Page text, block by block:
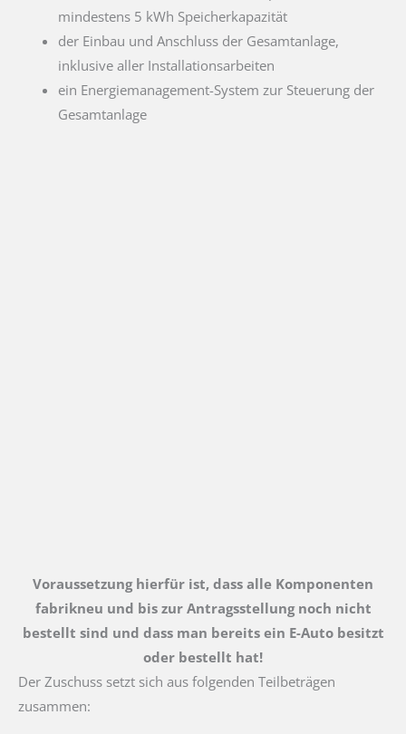
mindestens 5 kWh Speicherkapazität
der Einbau und Anschluss der Gesamtanlage,
inklusive aller Installationsarbeiten
ein Energiemanagement-System zur Steuerung der
Gesamtanlage
Voraussetzung hierfür ist, dass alle Komponenten
fabrikneu und bis zur Antragsstellung noch nicht
bestellt sind und dass man bereits ein E-Auto besitzt
oder bestellt hat!
Der Zuschuss setzt sich aus folgenden Teilbeträgen
zusammen: